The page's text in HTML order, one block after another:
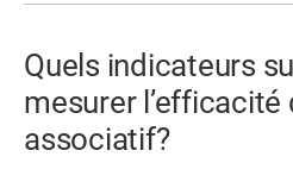
Quels indicateurs
mesurer l’efficacité
associatif?